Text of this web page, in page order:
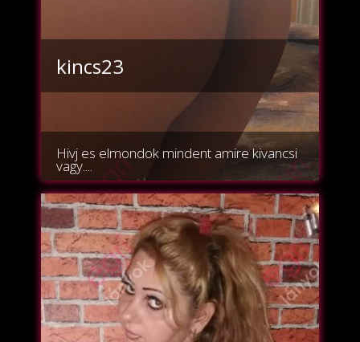
kincs23
Hivj es elmondok mindent amire kivancsi
vagy....